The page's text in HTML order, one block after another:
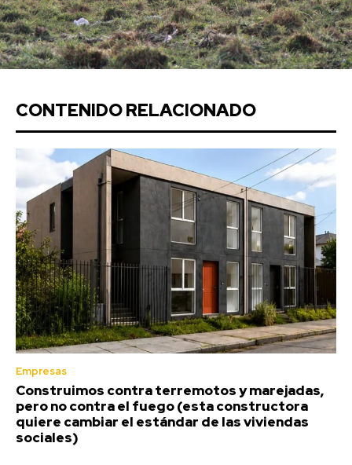
CONTENIDO RELACIONADO
Empresas
Construimos contra terremotos y marejadas,
pero no contra el fuego (esta constructora
quiere cambiar el estándar de las viviendas
sociales)